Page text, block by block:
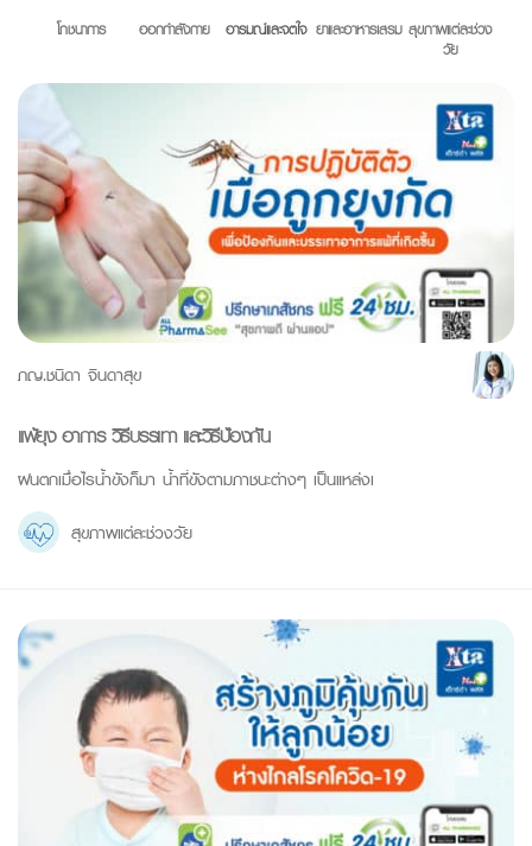
โภชนาการ ออกกำลังกาย อารมณ์และจิตใจ ยาและอาหารเสริม สุขภาพแต่ละช่วง
วัย
ภญ.ชนิดา จินดาสุข
แพ้ยุง อาการ วิธีบรรเทา และวิธีป้องกัน
ฝนตกเมื่อไรน้ำขังก็มา น้ำที่ขังตามภาชนะต่างๆ เป็นแหล่งเ
สุขภาพแต่ละช่วงวัย